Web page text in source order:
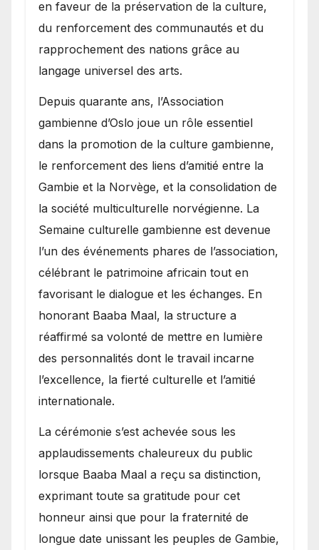
en faveur de la préservation de la culture,
du renforcement des communautés et du
rapprochement des nations grâce au
langage universel des arts.
​Depuis quarante ans, l’Association
gambienne d’Oslo joue un rôle essentiel
dans la promotion de la culture gambienne,
le renforcement des liens d’amitié entre la
Gambie et la Norvège, et la consolidation de
la société multiculturelle norvégienne. La
Semaine culturelle gambienne est devenue
l’un des événements phares de l’association,
célébrant le patrimoine africain tout en
favorisant le dialogue et les échanges. En
honorant Baaba Maal, la structure a
réaffirmé sa volonté de mettre en lumière
des personnalités dont le travail incarne
l’excellence, la fierté culturelle et l’amitié
internationale.
​La cérémonie s’est achevée sous les
applaudissements chaleureux du public
lorsque Baaba Maal a reçu sa distinction,
exprimant toute sa gratitude pour cet
honneur ainsi que pour la fraternité de
longue date unissant les peuples de Gambie,